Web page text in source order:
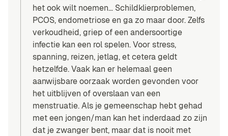
het ook wilt noemen… Schildklierproblemen,
PCOS, endometriose en ga zo maar door. Zelfs
verkoudheid, griep of een andersoortige
infectie kan een rol spelen. Voor stress,
spanning, reizen, jetlag, et cetera geldt
hetzelfde. Vaak kan er helemaal geen
aanwijsbare oorzaak worden gevonden voor
het uitblijven of overslaan van een
menstruatie. Als je gemeenschap hebt gehad
met een jongen/man kan het inderdaad zo zijn
dat je zwanger bent, maar dat is nooit met